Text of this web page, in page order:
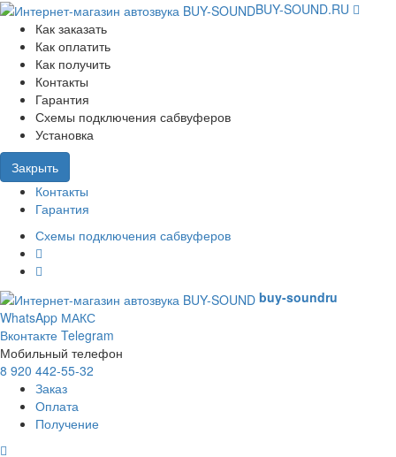
BUY-SOUND.RU
Как заказать
Как оплатить
Как получить
Контакты
Гарантия
Схемы подключения сабвуферов
Установка
Закрыть
Контакты
Гарантия
Схемы подключения сабвуферов
buy-soundru
WhatsApp МАКС
Вконтакте Telegram
Мобильный телефон
8 920 442-55-32
Заказ
Оплата
Получение